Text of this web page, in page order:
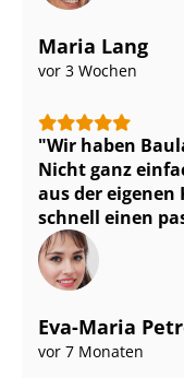
Maria Lang
vor 3 Wochen
Wir haben
Nicht ganz
aus der
schnell einen
Eva-Maria
vor 7 Monaten